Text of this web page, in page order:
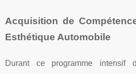
Acquisition de
Esthétique Automobile
Durant ce programme intensif